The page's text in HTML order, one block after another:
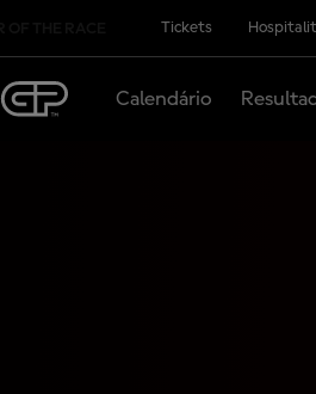
Tickets
Calendário